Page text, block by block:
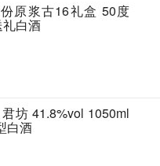
原浆古16礼盒 50度
白酒
坊 41.8%vol 1050ml
白酒